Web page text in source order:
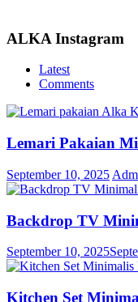
ALKA Instagram
Latest
Comments
Lemari Pakaian
September 10, 2025
Backdrop TV
September 10, 2025
Kitchen Set